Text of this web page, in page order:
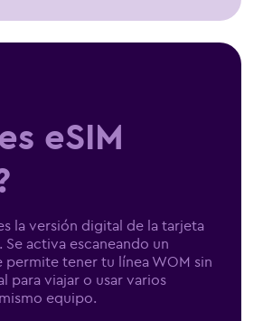
eSIM
la versión digital de la tarjeta
Se activa escaneando un
permite tener tu línea WOM sin
para viajar o usar varios
equipo.